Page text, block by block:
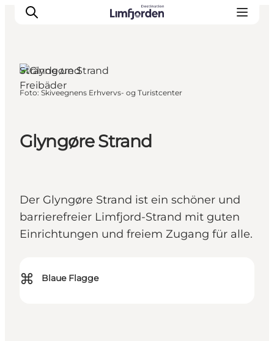
Glyngøre Strand
Der Glyngøre Strand ist ein schöner und
barrierefreier Limfjord-Strand mit guten
Einrichtungen und freiem Zugang für alle.
⌘ Blaue Flagge
Strände und
Freibäder
Foto: Skiveegnens Erhvervs- og Turistcenter